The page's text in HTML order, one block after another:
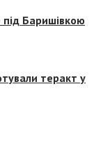
Баришівкою
теракт у